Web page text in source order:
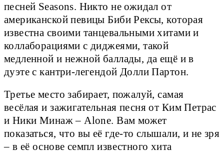
песней Seasons. Никто не ожидал от
американской певицы Биби Рексы, которая
известна своими танцевальными хитами и
коллаборациями с диджеями, такой
медленной и нежной баллады, да ещё и в
дуэте с кантри-легендой Долли Партон.
Третье место забирает, пожалуй, самая
весёлая и зажигательная песня от Ким Петрас
и Ники Минаж – Alone. Вам может
показаться, что вы её где-то слышали, и не зря
– в её основе семпл известного хита